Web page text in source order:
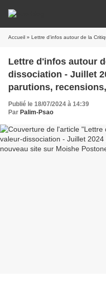
Accueil » Lettre d'infos autour de la Critique d ela valeur-dissociation
Lettre d'infos autour
dissociation - Juillet
parutions,
Postone, etc.
Publié le 18/07/2024 à 14:39
Par Palim-Psao